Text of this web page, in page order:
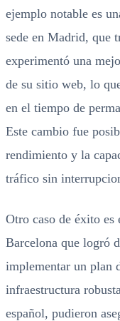
ejemplo notable es
sede en Madrid, que
experimentó una
de su sitio web, lo
en el tiempo de
Este cambio fue
rendimiento y la
tráfico sin
Otro caso de éxito es
Barcelona que logró
implementar un plan
infraestructura
español, pudieron